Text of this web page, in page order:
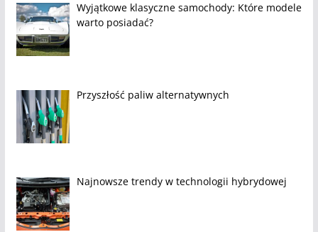
Wyjątkowe klasyczne samochody: Które modele
warto posiadać?
Przyszłość paliw alternatywnych
Najnowsze trendy w technologii hybrydowej